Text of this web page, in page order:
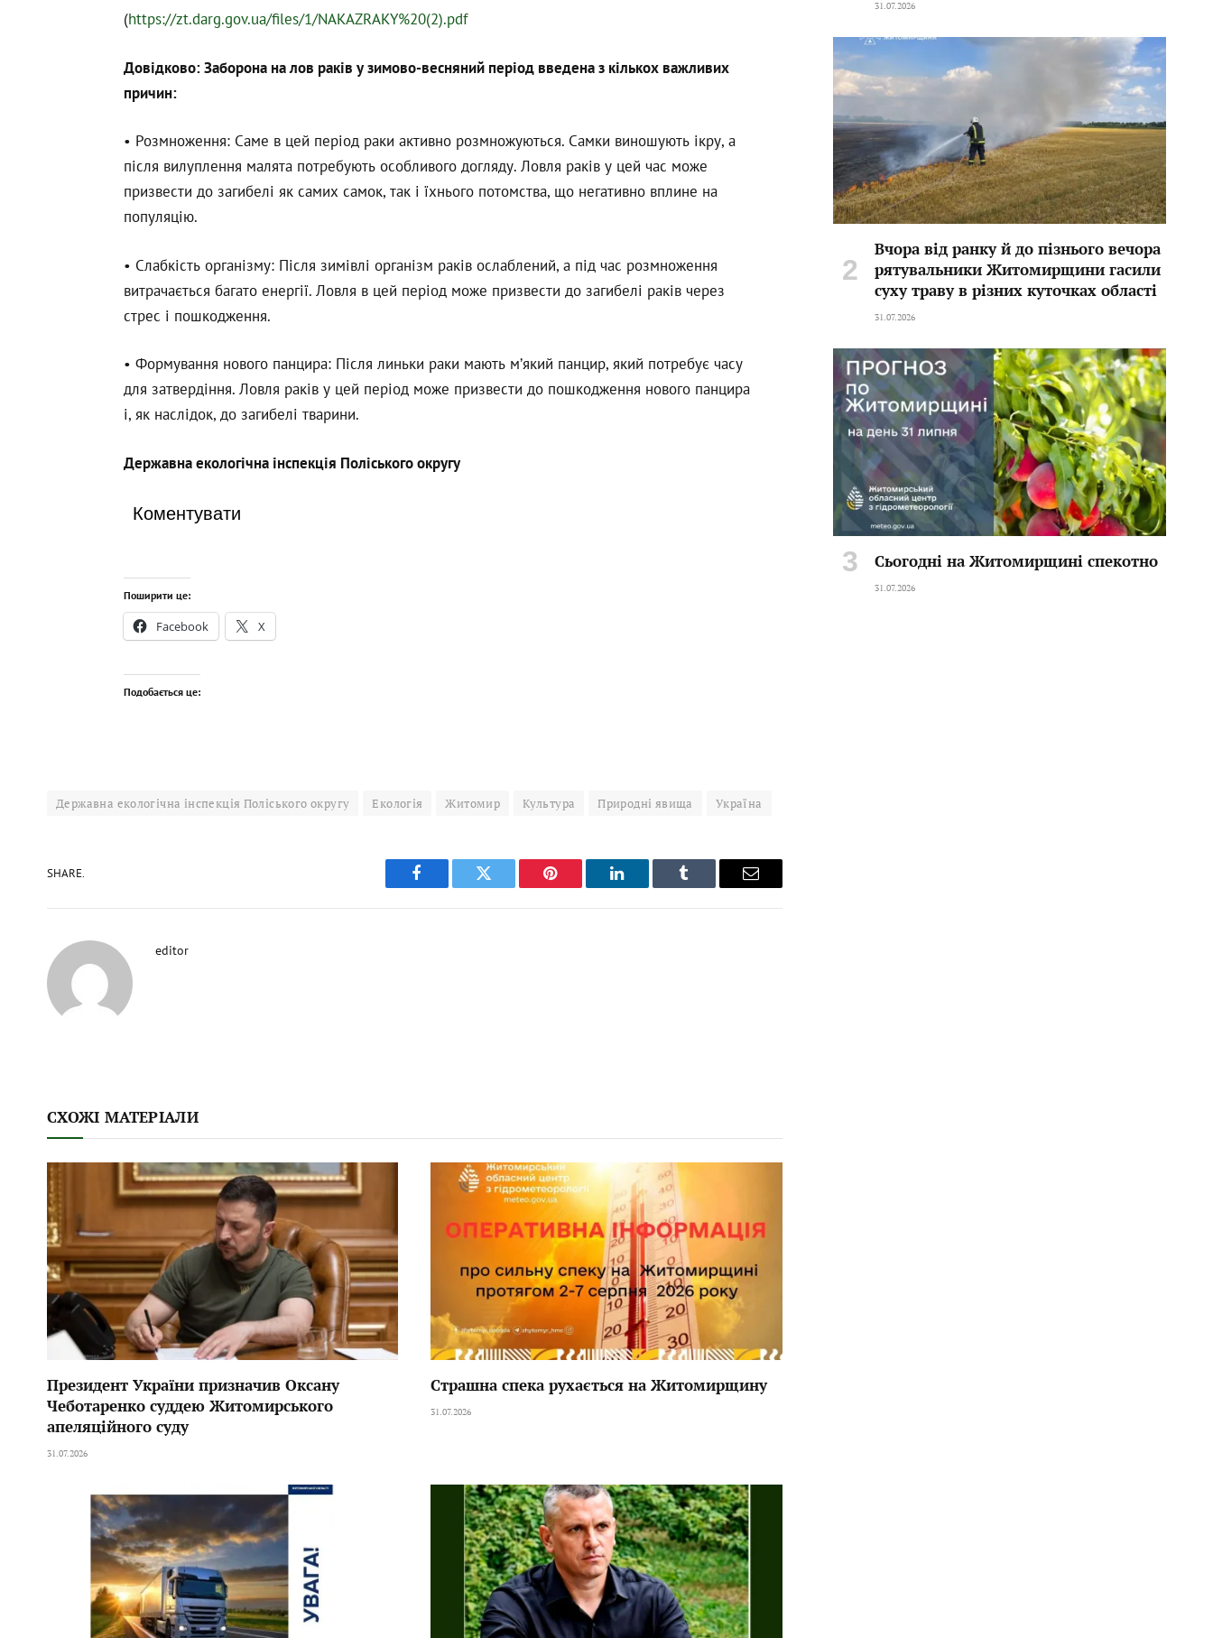
(https://zt.darg.gov.ua/files/1/NAKAZRAKY%20(2).pdf
Довідково: Заборона на лов раків у зимово-весняний період введена з кількох важливих
причин:
• Розмноження: Саме в цей період раки активно розмножуються. Самки виношують ікру, а
після вилуплення малята потребують особливого догляду. Ловля раків у цей час може
призвести до загибелі як самих самок, так і їхнього потомства, що негативно вплине на
популяцію.
• Слабкість організму: Після зимівлі організм раків ослаблений, а під час розмноження
витрачається багато енергії. Ловля в цей період може призвести до загибелі раків через
стрес і пошкодження.
• Формування нового панцира: Після линьки раки мають м’який панцир, який потребує часу
для затвердіння. Ловля раків у цей період може призвести до пошкодження нового панцира
і, як наслідок, до загибелі тварини.
Державна екологічна інспекція Поліського округу
Коментувати
Поширити це:
Facebook X
Подобається це:
Державна екологічна інспекція Поліського округу Екологія Житомир Культура Природні явища Україна
SHARE.
Facebook Twitter Pinterest LinkedIn Tumblr Email
editor
СХОЖІ МАТЕРІАЛИ
Президент України призначив Оксану
Чеботаренко суддею Житомирського
апеляційного суду
31.07.2026
Страшна спека рухається на Житомирщину
31.07.2026
31.07.2026
Вчора від ранку й до пізнього вечора
рятувальники Житомирщини гасили
суху траву в різних куточках області
31.07.2026
Сьогодні на Житомирщині спекотно
31.07.2026